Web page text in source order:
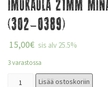
(302-0389)
15,00€ sis alv 25.5%
3 varastossa
Lisää ostoskoriin